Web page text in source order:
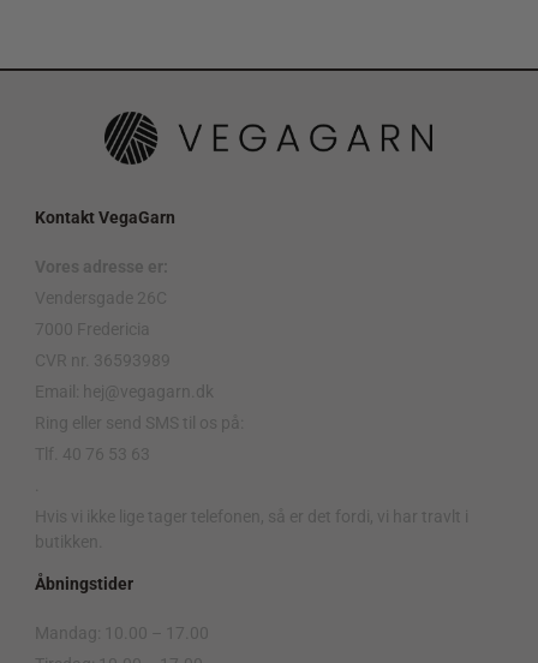
Kontakt VegaGarn
Vores adresse er:
Vendersgade 26C
7000 Fredericia
CVR nr. 36593989
Email: hej@vegagarn.dk
Ring eller send SMS til os på:
Tlf. 40 76 53 63
Hvis vi ikke lige tager telefonen, så er det fordi, vi har travlt i
butikken.
Åbningstider
Mandag: 10.00 – 17.00